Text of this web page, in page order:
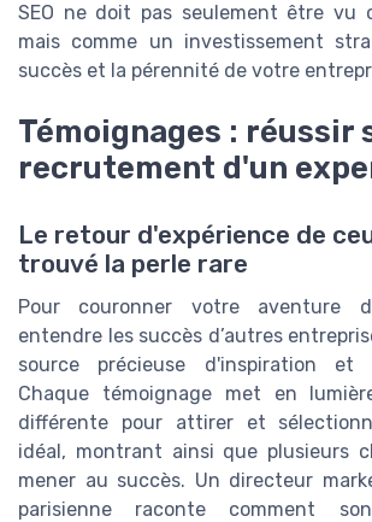
SEO ne doit pas seulement être vu
mais comme un investissement
succès et la pérennité de votre
Témoignages : réussir
recrutement d'un
Le retour d'expérience de
trouvé la perle rare
Pour couronner votre aventure
entendre les succès d’autres
source précieuse d'inspiration et
Chaque témoignage met en
différente pour attirer et
idéal, montrant ainsi que plusieurs
mener au succès. Un directeur
parisienne raconte comment